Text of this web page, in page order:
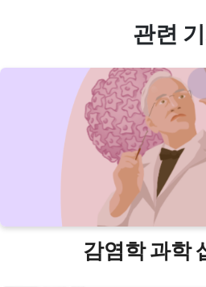
관련
감염학 과학